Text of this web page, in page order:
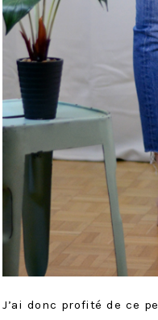
J’ai donc profité de ce